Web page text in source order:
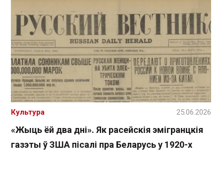
«Жыць ёй два дні». Як расейскія эмігранцкія
газэты ў ЗША пісалі пра Беларусь у 1920-х
Культура 25.06.2026